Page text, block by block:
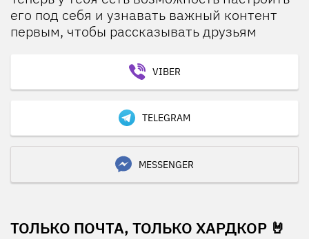
его под себя и узнавать важный контент
первым, чтобы рассказывать друзьям
VIBER
TELEGRAM
MESSENGER
ТОЛЬКО ПОЧТА, ТОЛЬКО ХАРДКОР 🤘